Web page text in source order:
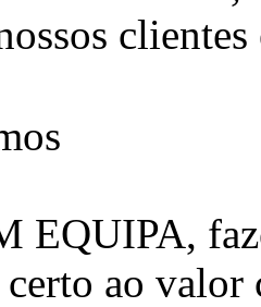
EQUIPA,
ao valor